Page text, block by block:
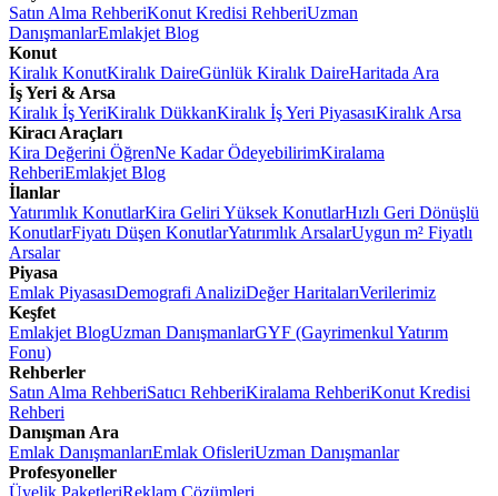
Satın Alma RehberiKonut Kredisi RehberiUzman
DanışmanlarEmlakjet Blog
Konut
Kiralık KonutKiralık DaireGünlük Kiralık DaireHaritada Ara
İş Yeri & Arsa
Kiralık İş YeriKiralık DükkanKiralık İş Yeri PiyasasıKiralık Arsa
Kiracı Araçları
Kira Değerini ÖğrenNe Kadar ÖdeyebilirimKiralama
RehberiEmlakjet Blog
İlanlar
Yatırımlık KonutlarKira Geliri Yüksek KonutlarHızlı Geri Dönüşlü
KonutlarFiyatı Düşen KonutlarYatırımlık ArsalarUygun m² Fiyatlı
Arsalar
Piyasa
Emlak PiyasasıDemografi AnaliziDeğer HaritalarıVerilerimiz
Keşfet
Emlakjet BlogUzman DanışmanlarGYF (Gayrimenkul Yatırım
Fonu)
Rehberler
Satın Alma RehberiSatıcı RehberiKiralama RehberiKonut Kredisi
Rehberi
Danışman Ara
Emlak DanışmanlarıEmlak OfisleriUzman Danışmanlar
Profesyoneller
Üyelik PaketleriReklam Çözümleri